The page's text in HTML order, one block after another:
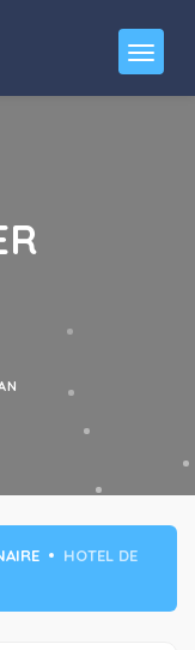
HOTEL DE